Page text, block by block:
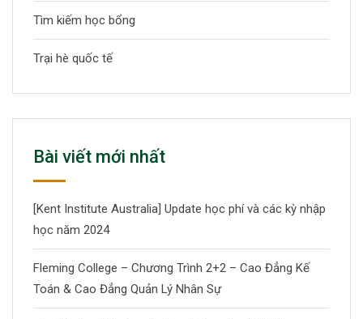
Tìm kiếm học bổng
Trại hè quốc tế
Bài viết mới nhất
[Kent Institute Australia] Update học phí và các kỳ nhập
học năm 2024
Fleming College – Chương Trình 2+2 – Cao Đẳng Kế
Toán & Cao Đẳng Quản Lý Nhân Sự